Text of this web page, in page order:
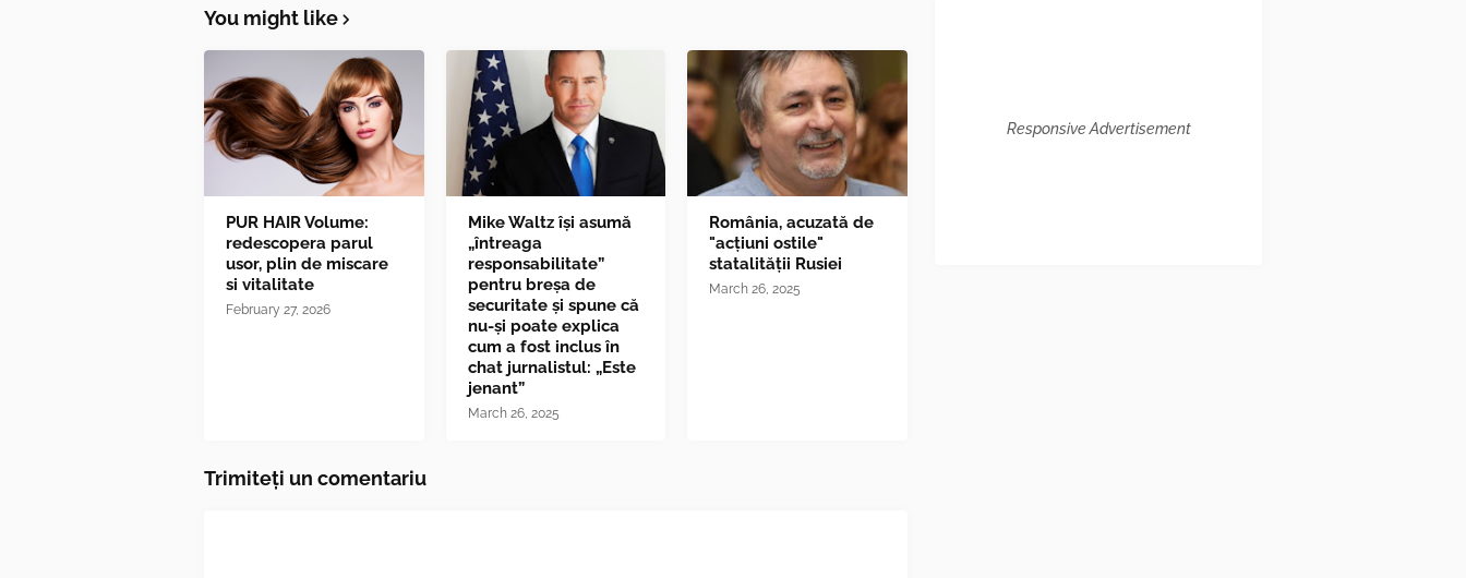
You might like
PUR HAIR Volume:
redescopera parul
usor, plin de miscare
si vitalitate
February 27, 2026
Mike Waltz îşi asumă
„întreaga
responsabilitate”
pentru breşa de
securitate și spune că
nu-și poate explica
cum a fost inclus în
chat jurnalistul: „Este
jenant”
March 26, 2025
România, acuzată de
"acțiuni ostile"
statalității Rusiei
March 26, 2025
Trimiteți un comentariu
Responsive Advertisement